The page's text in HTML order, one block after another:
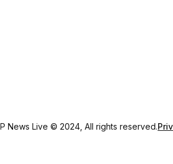
News Live © 2024, All rights reserved.